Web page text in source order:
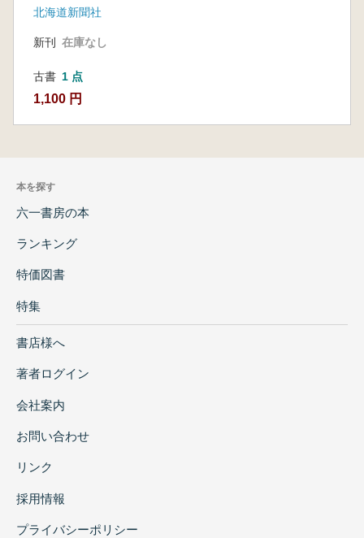
北海道新聞社
新刊 在庫なし
古書 1 点
1,100 円
本を探す
六一書房の本
ランキング
特価図書
特集
書店様へ
著者ログイン
会社案内
お問い合わせ
リンク
採用情報
プライバシーポリシー